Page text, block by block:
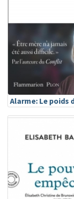
Alarme: Le poids